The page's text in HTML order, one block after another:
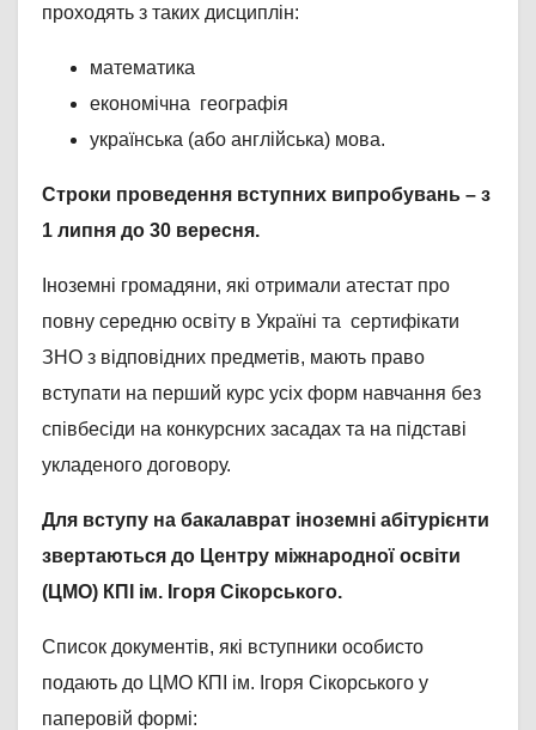
проходять з таких дисциплін:
математика
економічна географія
українська (або англійська) мова.
Строки проведення вступних випробувань – з
1 липня до 30 вересня.
Іноземні громадяни, які отримали атестат про
повну середню освіту в Україні та сертифікати
ЗНО з відповідних предметів, мають право
вступати на перший курс усіх форм навчання без
співбесіди на конкурсних засадах та на підставі
укладеного договору.
Для вступу на бакалаврат іноземні абітурієнти
звертаються до Центру міжнародної освіти
(ЦМО) КПІ ім. Ігоря Сікорського.
Список документів, які вступники особисто
подають до ЦМО КПІ ім. Ігоря Сікорського у
паперовій формі: